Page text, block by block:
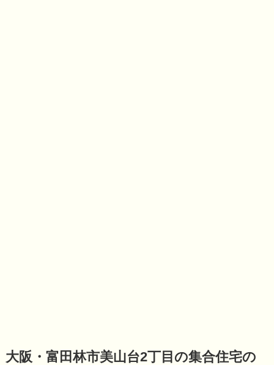
大阪・富田林市美山台2丁目の集合住宅の